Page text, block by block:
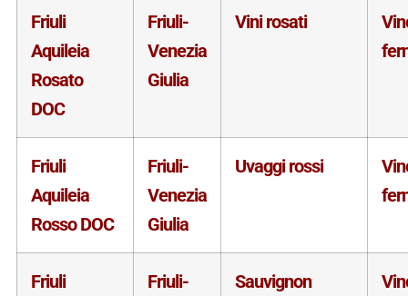
Friuli
Aquileia
Rosato
DOC
Friuli-
Venezia
Giulia
Vini rosati
Friuli
Aquileia
Rosso DOC
Friuli-
Venezia
Giulia
Uvaggi rossi
Friuli
Friuli-
Sauvignon